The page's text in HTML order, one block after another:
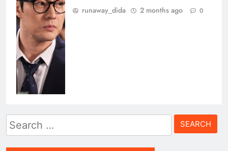
runaway_dida 2 months ago 0
Search
for: